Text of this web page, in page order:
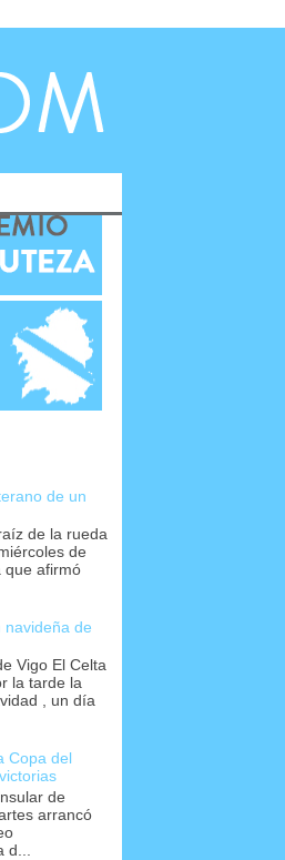
de un
de la rueda
de
que afirmó
navideña de
Vigo El Celta
la tarde la
, un día
Copa del
de
arrancó